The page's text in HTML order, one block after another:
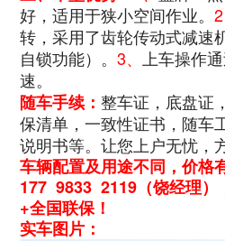
好，适用于狭小空间作业。
转，采用了齿轮传动式减速
自锁功能）。3、
上车操作
速。
随车手续：整车证，底盘证
保清单，一致性证书，随车
说明书等。让您上户无忧，
车辆配置及用途不同，价格
177 9833 2119（饶经理）
+全国联保！
实车图片：